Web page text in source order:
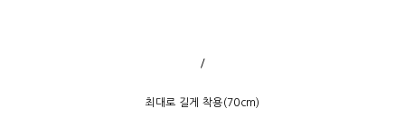
/
최대로 길게 착용(70cm)